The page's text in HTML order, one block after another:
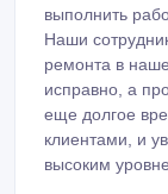
выполнить
Наши
ремонта в
исправно, а
еще долгое
клиентами, и
высоким